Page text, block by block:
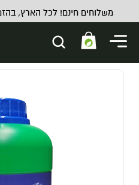
משלוחים חינם! לכל הארץ,
jar UV - 100
₪21.00